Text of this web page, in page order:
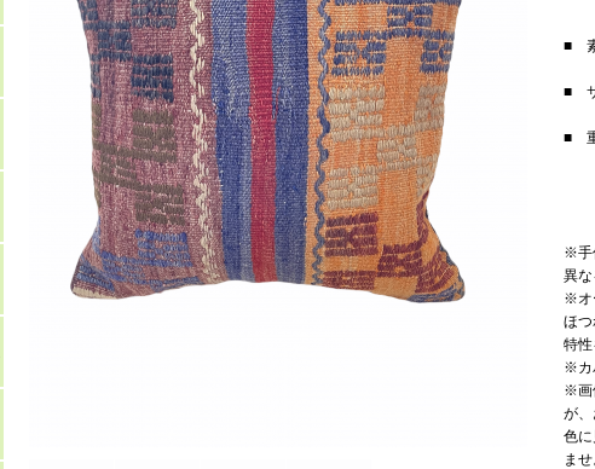
■
■
■
※手
異な
※オ
ほ
特性
※カ
※画
が
色
ませ